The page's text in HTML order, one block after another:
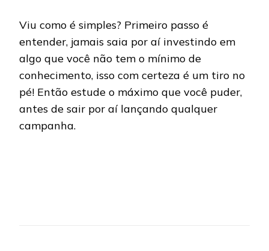
Viu como é simples? Primeiro passo é
entender, jamais saia por aí investindo em
algo que você não tem o mínimo de
conhecimento, isso com certeza é um tiro no
pé! Então estude o máximo que você puder,
antes de sair por aí lançando qualquer
campanha.